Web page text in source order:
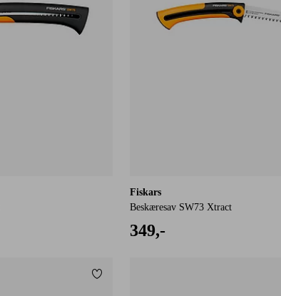
Fiskars
Beskæresav SW73 Xtract
349,-
Tilføj til favoritter